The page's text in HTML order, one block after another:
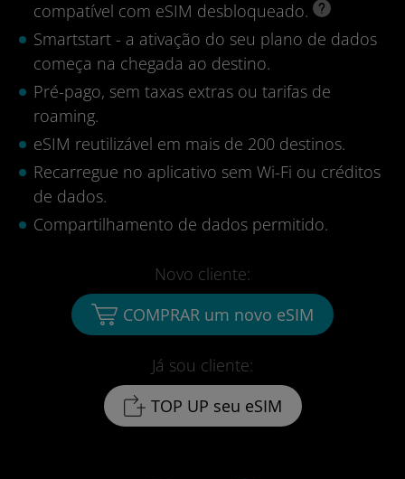
compatível com eSIM desbloqueado.
Smartstart - a ativação do seu plano de dados
começa na chegada ao destino.
Pré-pago, sem taxas extras ou tarifas de
roaming.
eSIM reutilizável em mais de 200 destinos.
Recarregue no aplicativo sem Wi-Fi ou créditos
de dados.
Compartilhamento de dados permitido.
Já sou cliente:
TOP UP seu eSIM
Novo cliente:
COMPRAR um novo eSIM